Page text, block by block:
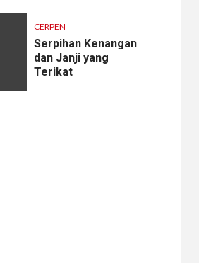
CERPEN
Serpihan Kenangan
dan Janji yang
Terikat